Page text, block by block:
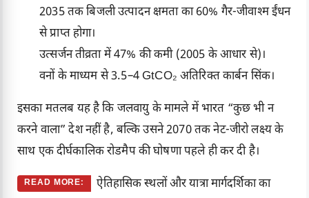
2035 तक बिजली उत्पादन क्षमता का 60% गैर-जीवाश्म ईंधन
से प्राप्त होगा।
उत्सर्जन तीव्रता में 47% की कमी (2005 के आधार से)।
वनों के माध्यम से 3.5–4 GtCO₂ अतिरिक्त कार्बन सिंक।
इसका मतलब यह है कि जलवायु के मामले में भारत “कुछ भी न
करने वाला” देश नहीं है, बल्कि उसने 2070 तक नेट-जीरो लक्ष्य के
साथ एक दीर्घकालिक रोडमैप की घोषणा पहले ही कर दी है।
READ MORE:
ऐतिहासिक स्थलों और यात्रा मार्गदर्शिका का